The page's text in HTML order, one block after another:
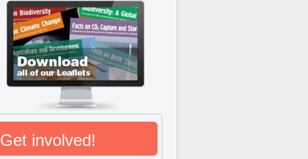
Get involved!